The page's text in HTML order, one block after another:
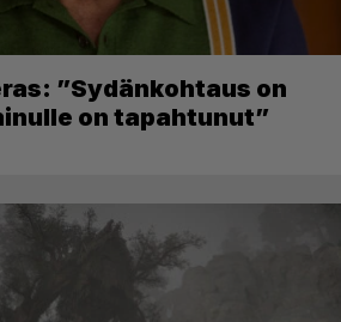
”Sydänkohtaus on
on tapahtunut”